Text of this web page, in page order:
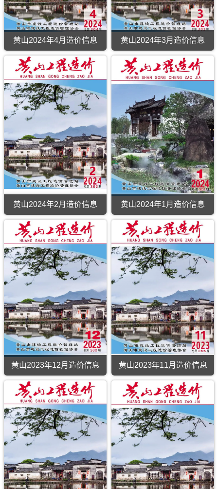
黄山2024年4月造价信息 黄山2024年3月造价信息
黄山2024年2月造价信息 黄山2024年1月造价信息
黄山2023年12月造价信息 黄山2023年11月造价信息